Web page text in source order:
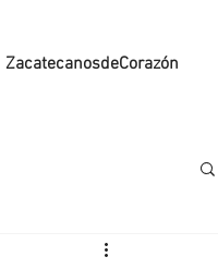
ZacatecanosdeCorazón